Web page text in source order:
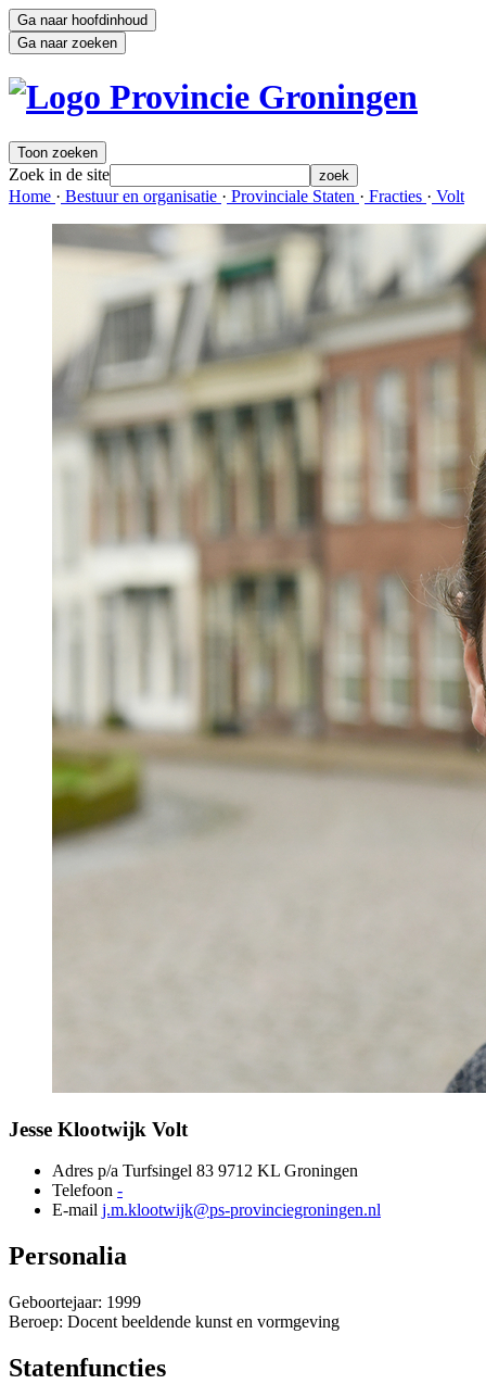
Ga naar hoofdinhoud
Ga naar zoeken
Toon zoeken
Zoek in de site zoek
Home · Bestuur en organisatie · Provinciale Staten · Fracties · Volt
Jesse Klootwijk Volt
Adres p/a Turfsingel 83 9712 KL Groningen
Telefoon -
E-mail j.m.klootwijk@ps-provinciegroningen.nl
Personalia
Geboortejaar: 1999
Beroep: Docent beeldende kunst en vormgeving
Statenfuncties